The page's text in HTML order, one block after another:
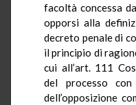
facoltà concessa
opporsi alla
decreto penale di
il principio di
cui all’art. 111
del processo
dell’opposizione